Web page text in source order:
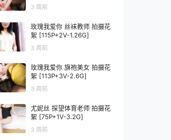
3 周前
玫瑰我爱你 丝袜教师 拍摄花
絮 [115P+2V-1.26G]
3 周前
玫瑰我爱你 旗袍美女 拍摄花
絮 [113P+3V-2.6G]
3 周前
尤妮丝 探望体育老师 拍摄花
絮 [75P+1V-3.2G]
3 周前